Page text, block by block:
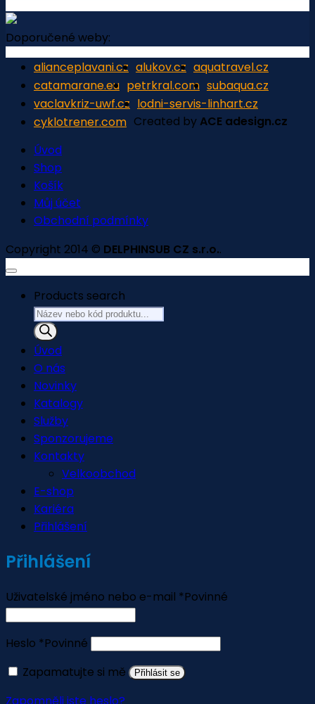
Doporučené weby:
alianceplavani.cz alukov.cz aquatravel.cz
catamarane.eu petrkral.com subaqua.cz
vaclavkriz-uwf.cz lodni-servis-linhart.cz
cyklotrener.com Created byACE adesign.cz
Úvod
Shop
Košík
Můj účet
Obchodní podmínky
Copyright 2014 © DELPHINSUB CZ s.r.o..
Products search
Úvod
O nás
Novinky
Katalogy
Služby
Sponzorujeme
Kontakty
Velkoobchod
E-shop
Kariéra
Přihlášení
Přihlášení
Uživatelské jméno nebo e-mail *Povinné
Heslo *Povinné
Zapamatujte si mě
Přihlásit se
Zapomněli jste heslo?